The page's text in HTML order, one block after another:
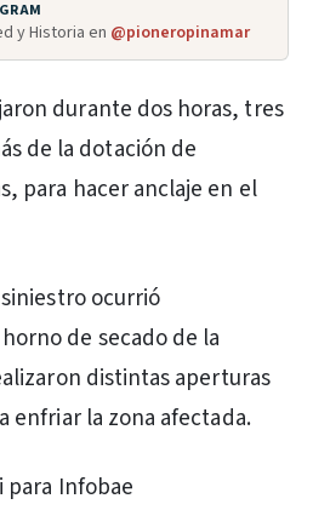
y Historia en @pioneropinamar
durante dos horas, tres
de la dotación de
para hacer anclaje en el
ocurrió
de secado de la
distintas aperturas
enfriar la zona afectada.
para Infobae